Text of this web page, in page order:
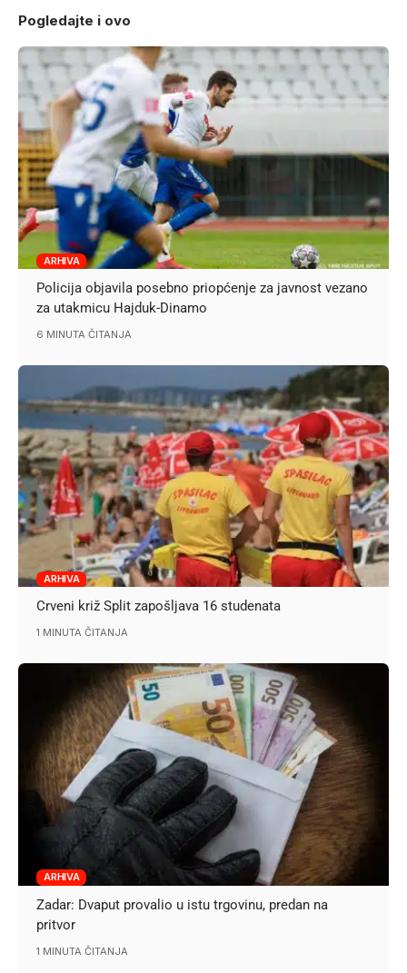
Pogledajte i ovo
ARHIVA
Policija objavila posebno priopćenje za javnost vezano
za utakmicu Hajduk-Dinamo
6 MINUTA ČITANJA
ARHIVA
Crveni križ Split zapošljava 16 studenata
1 MINUTA ČITANJA
ARHIVA
Zadar: Dvaput provalio u istu trgovinu, predan na
pritvor
1 MINUTA ČITANJA